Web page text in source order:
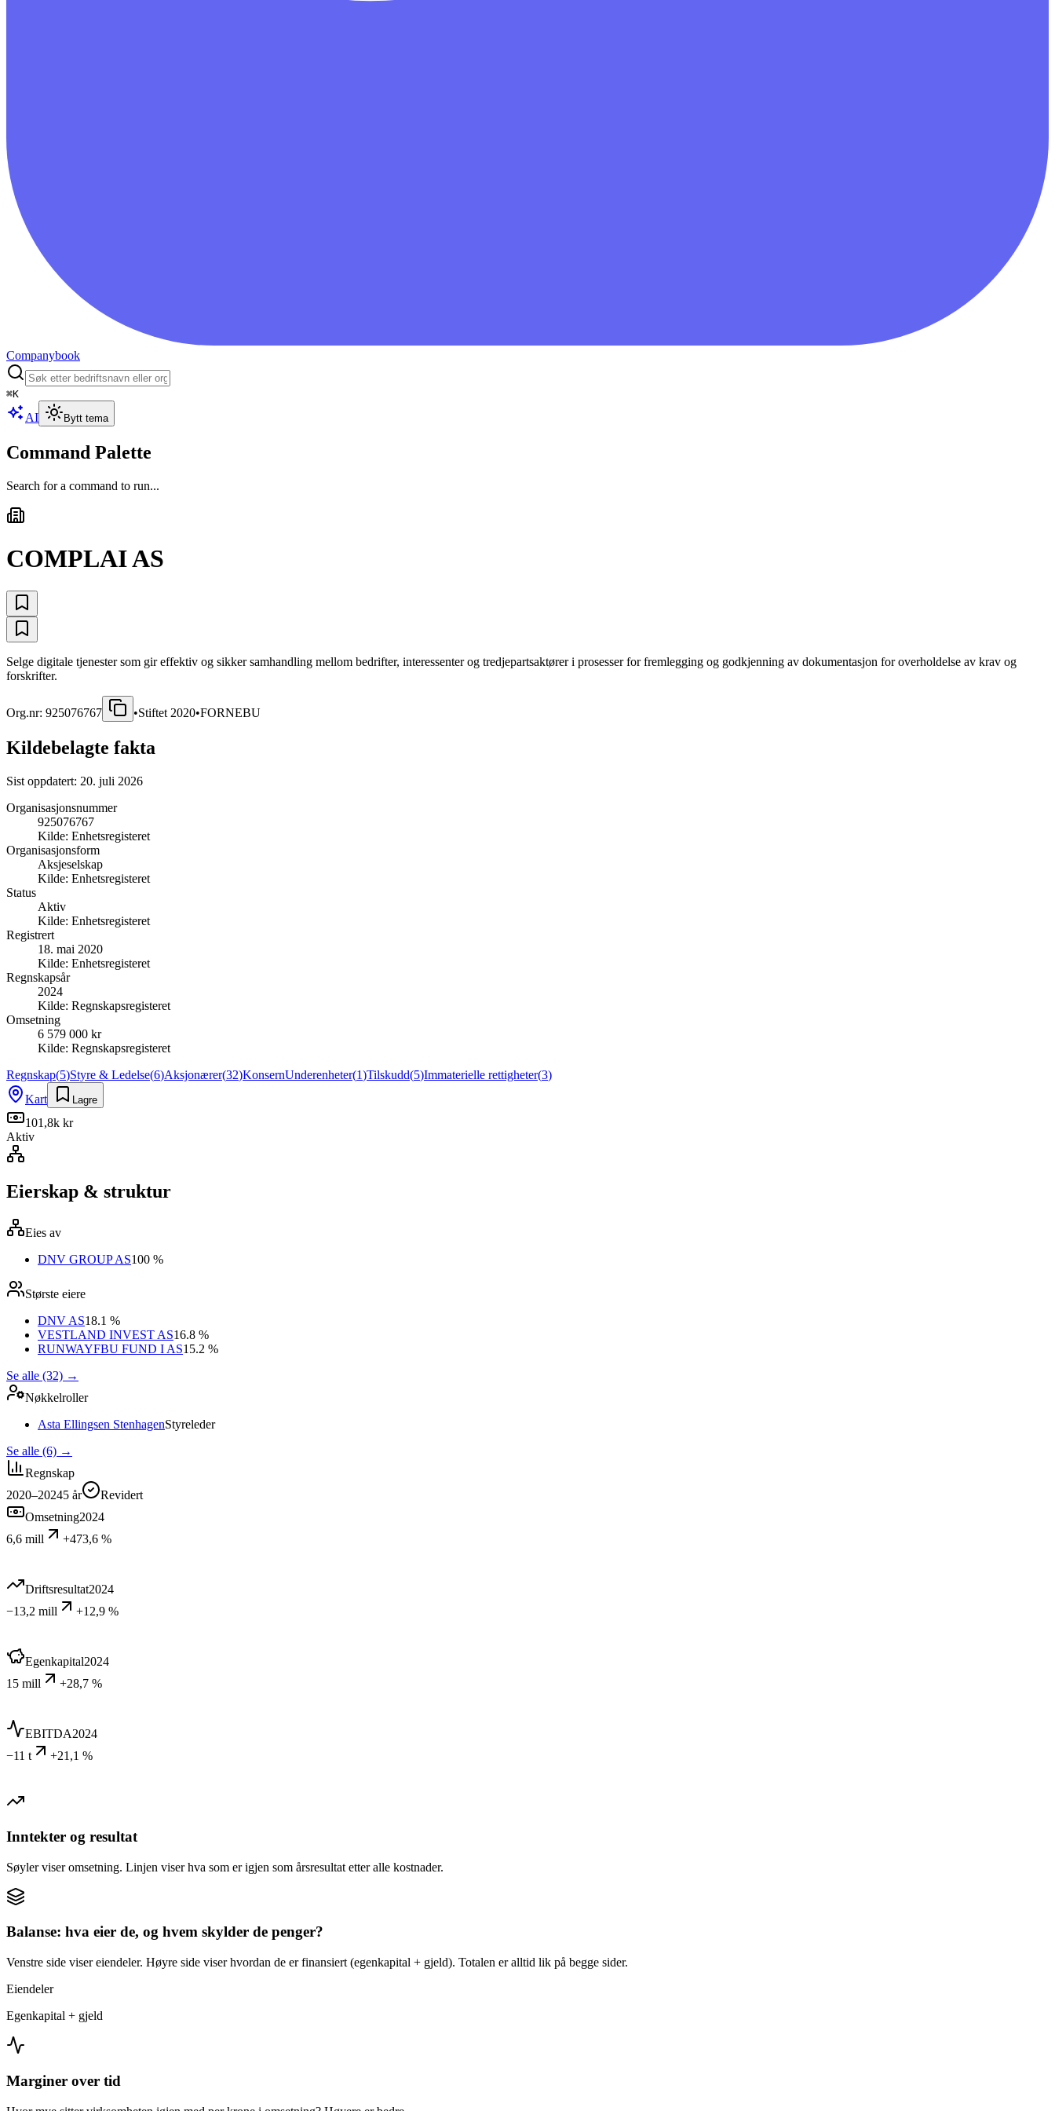
Companybook
⌘K
AI Bytt tema
Command Palette
Search for a command to run...
COMPLAI AS
Selge digitale tjenester som gir effektiv og sikker samhandling mellom bedrifter, interessenter og tredjepartsaktører i prosesser for fremlegging og godkjenning av dokumentasjon for overholdelse av krav og
forskrifter.
Org.nr: 925076767 •Stiftet 2020•FORNEBU
Kildebelagte fakta
Sist oppdatert: 20. juli 2026
Organisasjonsnummer
925076767
Kilde: Enhetsregisteret
Organisasjonsform
Aksjeselskap
Kilde: Enhetsregisteret
Status
Aktiv
Kilde: Enhetsregisteret
Registrert
18. mai 2020
Kilde: Enhetsregisteret
Regnskapsår
2024
Kilde: Regnskapsregisteret
Omsetning
6 579 000 kr
Kilde: Regnskapsregisteret
Regnskap(5)Styre & Ledelse(6)Aksjonærer(32)KonsernUnderenheter(1)Tilskudd(5)Immaterielle rettigheter(3)
Kart
Lagre
101,8k kr
Aktiv
Eierskap & struktur
Eies av
DNV GROUP AS100 %
Største eiere
DNV AS18.1 %
VESTLAND INVEST AS16.8 %
RUNWAYFBU FUND I AS15.2 %
Se alle (32) →
Nøkkelroller
Asta Ellingsen StenhagenStyreleder
Se alle (6) →
Regnskap
2020–20245 år
Revidert
Omsetning2024
6,6 mill
+473,6 %
Driftsresultat2024
−13,2 mill
+12,9 %
Egenkapital2024
15 mill
+28,7 %
EBITDA2024
−11 t
+21,1 %
Inntekter og resultat
Søyler viser omsetning. Linjen viser hva som er igjen som årsresultat etter alle kostnader.
Balanse: hva eier de, og hvem skylder de penger?
Venstre side viser eiendeler. Høyre side viser hvordan de er finansiert (egenkapital + gjeld). Totalen er alltid lik på begge sider.
Eiendeler
Egenkapital + gjeld
Marginer over tid